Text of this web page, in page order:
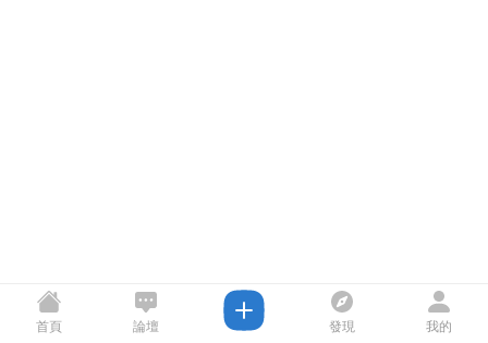
首頁 論壇 發現 我的